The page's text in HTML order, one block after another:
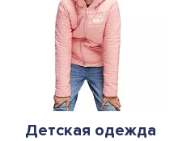
Детская одежда